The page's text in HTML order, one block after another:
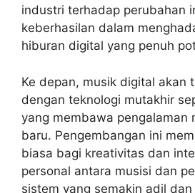
industri terhadap perubahan
keberhasilan dalam
hiburan digital yang penuh
Ke depan, musik digital akan
dengan teknologi mutakhir
yang membawa pengalaman
baru. Pengembangan ini
biasa bagi kreativitas dan
personal antara musisi dan
sistem yang semakin adil